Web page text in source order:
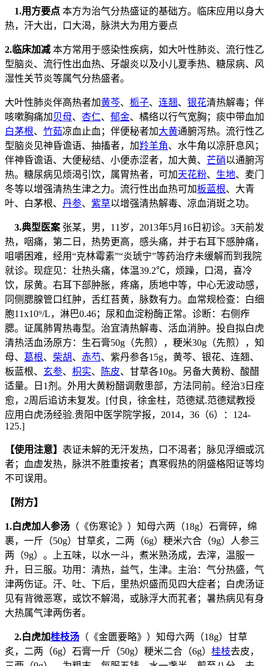
1.用方要点 本方为治气分热盛证的基础方。临床应用以身大
热，汗大出，口大渴，脉洪大为用方要点
2.临床加减本方常用于感染性疾病，如大叶性肺炎、流行性乙
型脑炎、流行性出血热、牙龈炎以及小儿夏季热、糖尿病、风
湿性关节炎等属气分热盛者。
大叶性肺炎伴高热者加黄芩、 栀子、 连翘、 银花清热解毒；伴
咳嗽胸痛加 贝母、 杏仁、 郁金、橘络以行气宽胸；痰中带血加
白茅根、 竹茹凉血止血；伴便秘者加大黄通腑泻热。流行性乙
型脑炎见神昏谵语、抽搐者，加羚羊角、水牛角以凉肝息风；
伴神昏谵语、大便秘结、小便赤涩者，加大黄、 芒硝以通腑泻
热。糖尿病见烦渴引饮，属胃热者，可加天花粉、 生地、麦门
冬等以增强清热生津之力。流行性出血热可加板蓝根、大青
叶、白茅根、 丹参、 紫草以增强清热解毒、凉血消斑之功。
3.典型医案 张某，男，11岁，2013年5月16日初诊。3天前发
热，咽痛，第二日，热势更高，感头痛，并于右耳下感肿痛，
咀嚼困难，经用“克林霉素”“炎琥宁”等药治疗未缓解而到我院
就诊。现症见：壮热头痛，体温39.2℃，烦躁，口渴，喜冷
饮，尿黄。右耳下部肿胀，疼痛，质地中等，中心无波动感，
同侧腮腺管口红肿，舌红苔黄，脉数有力。血常规检查：白细
胞11x10⁹/L，淋巴0.46；尿和血淀粉酶正常。诊断：右侧痄
腮。证属肺胃热毒型。治宜清热解毒、活血消肿。投自拟白虎
清热活血汤原方：生石膏50g（先煎），粳米30g（先煎），知
母、 葛根、 柴胡、 赤芍、紫丹参各15g，黄芩、银花、连翘、
板蓝根、 玄参、 枳实、 陈皮、甘草各10g。另备大黄粉、酸醋
适量。日1剂。外用大黄粉醋调敷患部，方法同前。经治3日痊
愈，2周后追访未复发。[付良，徐金柱，范德斌.范德斌教授
应用白虎汤经验.贵阳中医学院学报，2014，36（6）：124-
125.]
【使用注意】 表证未解的无汗发热，口不渴者；脉见浮细或沉
者；血虚发热，脉洪不胜重按者；真寒假热的阴盛格阳证等均
不可误用。
【附方】
1.白虎加人参汤 （《伤寒论》）知母六两（18g）石膏碎，绵
裹，一斤（50g）甘草炙，二两（6g）粳米六合（9g）人参三
两（9g）。上五味，以水一斗，煮米熟汤成，去滓，温服一
升，日三服。功用：清热，益气，生津。主治：气分热盛，气
津两伤证。汗、吐、下后，里热炽盛而见四大症者；白虎汤证
见有背微恶寒，或饮不解渴，或脉浮大而芤者；暑热病见有身
大热属气津两伤者。
2.白虎加桂枝汤 （《金匮要略》）知母六两（18g）甘草
炙，二两（6g）石膏一斤（50g）粳米二合（6g） 桂枝去皮，